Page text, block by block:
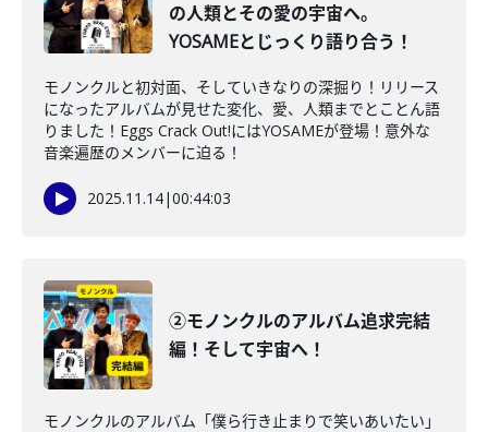
の人類とその愛の宇宙へ。
YOSAMEとじっくり語り合う！
モノンクルと初対面、そしていきなりの深掘り！リリース
になったアルバムが見せた変化、愛、人類までとことん語
りました！Eggs Crack Out!にはYOSAMEが登場！意外な
音楽遍歴のメンバーに迫る！
2025.11.14|00:44:03
②モノンクルのアルバム追求完結
編！そして宇宙へ！
モノンクルのアルバム「僕ら行き止まりで笑いあいたい」